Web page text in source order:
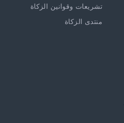
تشريعات وقوانين الزكاة
منتدى الزكاة